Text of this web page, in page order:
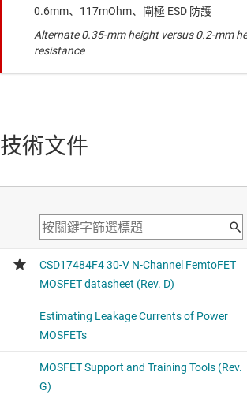
0.6mm、117mOhm、閘極 ESD 防護
Alternate 0.35-mm height versus 0.2-mm
resistance
技術文件